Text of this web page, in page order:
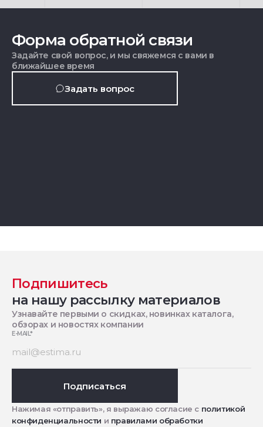
Форма обратной связи
Задайте свой вопрос, и мы свяжемся с вами в
ближайшее время
Задать вопрос
Подпишитесь
на нашу рассылку материалов
Узнавайте первыми о скидках, новинках каталога,
обзорах и новостях компании
E-MAIL*
Подписаться
Нажимая «отправить», я выражаю согласие с политикой
конфиденциальности и правилами обработки